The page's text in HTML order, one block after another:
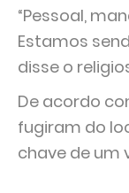
“Pessoal,
Estamos
disse o
De acordo
fugiram do
chave de um